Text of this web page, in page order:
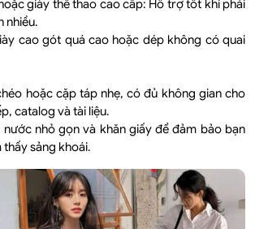
giày thể thao cao cấp: Hỗ trợ tốt khi phải
nhiều.
cao gót quá cao hoặc dép không có quai
hoặc cặp táp nhẹ, có đủ không gian cho
catalog và tài liệu.
nước nhỏ gọn và khăn giấy để đảm bảo bạn
thấy sảng khoái.